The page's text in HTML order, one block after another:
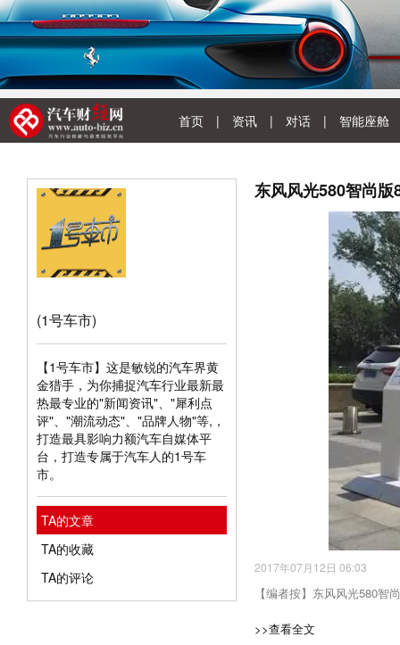
首页 | 资讯 | 对话 | 智能座舱
(1号车市)
【1号车市】这是敏锐的汽车界黄
金猎手，为你捕捉汽车行业最新最
热最专业的"新闻资讯"、"犀利点
评"、"潮流动态"、"品牌人物"等,，
打造最具影响力额汽车自媒体平
台，打造专属于汽车人的1号车
市。
TA的文章
TA的收藏
TA的评论
东风风光580智尚
2017年07月12日 06:03
【编者按】东风风光580智
>>查看全文